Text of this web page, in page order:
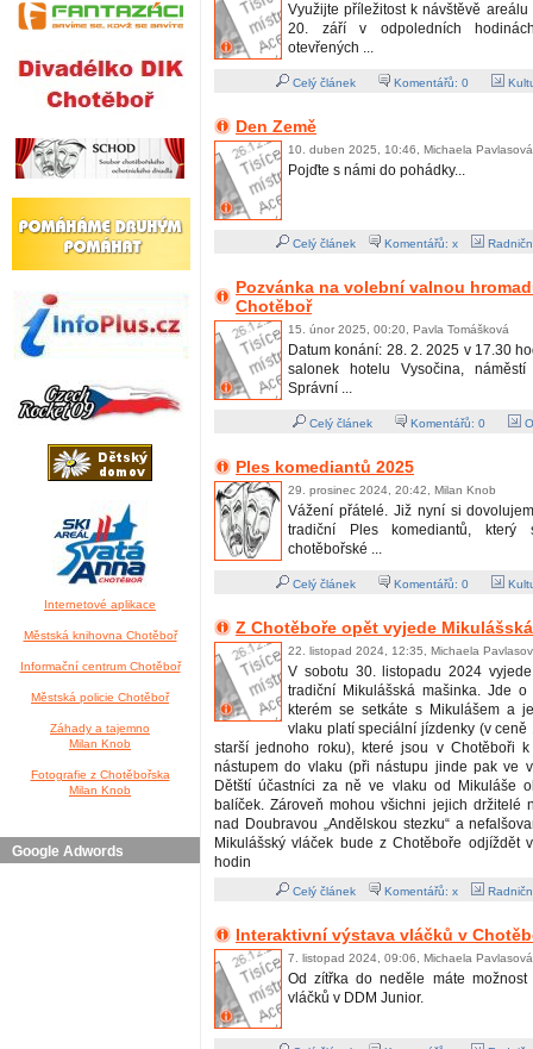
Internetové aplikace
Městská knihovna Chotěboř
Informační centrum Chotěboř
Městská policie Chotěboř
Záhady a tajemno
Milan Knob
Fotografie z Chotěbořska
Milan Knob
Google Adwords
Využijte příležitost k návštěvě
20. září v odpoledních
otevřených ...
Celý článek Komentářů: 0
Den Země
10. duben 2025, 10:46, Michaela Pavlasová
Pojďte s námi do pohádky...
Celý článek Komentářů: x
Pozvánka na volební valnou
Chotěboř
15. únor 2025, 00:20, Pavla Tomášková
Datum konání: 28. 2. 2025 v 17.30
salonek hotelu Vysočina, náměstí
Správní ...
Celý článek Komentářů: 0
Ples komediantů 2025
29. prosinec 2024, 20:42, Milan Knob
Vážení přátelé. Již nyní si
tradiční Ples komediantů, který
chotěbořské ...
Celý článek Komentářů: 0
Z Chotěboře opět vyjede
22. listopad 2024, 12:35, Michaela
V sobotu 30. listopadu 2024
tradiční Mikulášská mašinka. Jde
kterém se setkáte s Mikulášem a
vlaku platí speciální jízdenky (v ceně
starší jednoho roku), které jsou v Chotěboři
nástupem do vlaku (při nástupu jinde pak ve
Dětští účastníci za ně ve vlaku od Mikuláše
balíček. Zároveň mohou všichni jejich držitelé
nad Doubravou „Andělskou stezku“ a
Mikulášský vláček bude z Chotěboře odjíždět
hodin
Celý článek Komentářů: x
Interaktivní výstava vláčků v
7. listopad 2024, 09:06, Michaela Pavlasová
Od zítřka do neděle máte možnost
vláčků v DDM Junior.